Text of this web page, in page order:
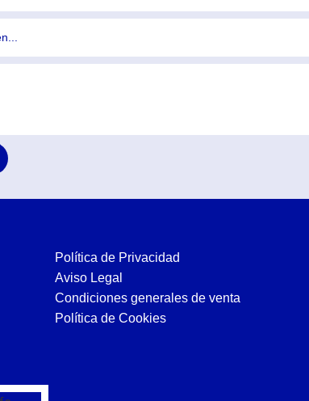
Política de Privacidad
Aviso Legal
Condiciones generales de venta
Política de Cookies